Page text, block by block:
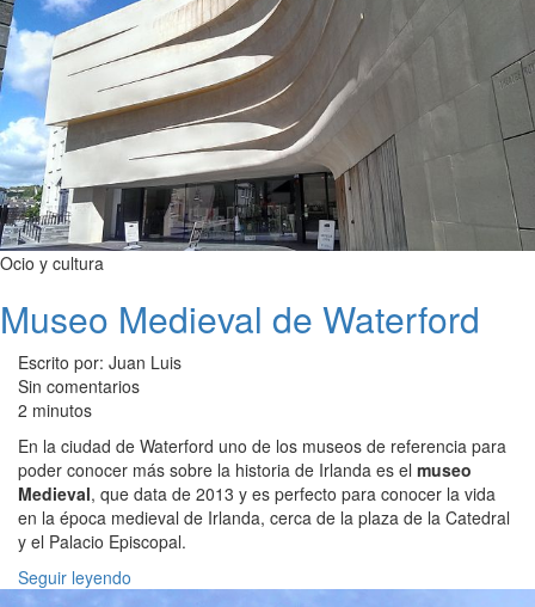
Ocio y cultura
Museo Medieval de Waterford
Escrito por: Juan Luis
Sin comentarios
2 minutos
En la ciudad de Waterford uno de los museos de referencia para
poder conocer más sobre la historia de Irlanda es el museo
Medieval, que data de 2013 y es perfecto para conocer la vida
en la época medieval de Irlanda, cerca de la plaza de la Catedral
y el Palacio Episcopal.
Seguir leyendo